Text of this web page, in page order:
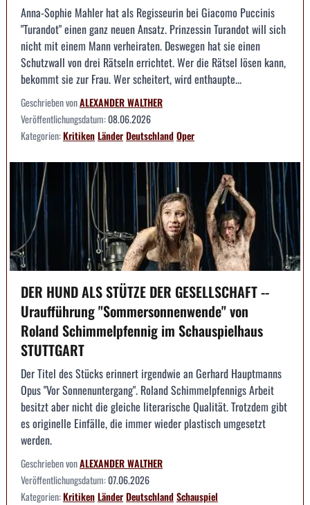
Anna-Sophie Mahler hat als Regisseurin bei Giacomo Puccinis
"Turandot" einen ganz neuen Ansatz. Prinzessin Turandot will sich
nicht mit einem Mann verheiraten. Deswegen hat sie einen
Schutzwall von drei Rätseln errichtet. Wer die Rätsel lösen kann,
bekommt sie zur Frau. Wer scheitert, wird enthaupte...
Geschrieben vonALEXANDER WALTHER
Veröffentlichungsdatum:08.06.2026
Kategorien:KritikenLänderDeutschlandOper
DER HUND ALS STÜTZE DER GESELLSCHAFT --
Uraufführung "Sommersonnenwende" von
Roland Schimmelpfennig im Schauspielhaus
STUTTGART
Der Titel des Stücks erinnert irgendwie an Gerhard Hauptmanns
Opus "Vor Sonnenuntergang". Roland Schimmelpfennigs Arbeit
besitzt aber nicht die gleiche literarische Qualität. Trotzdem gibt
es originelle Einfälle, die immer wieder plastisch umgesetzt
werden.
Geschrieben vonALEXANDER WALTHER
Veröffentlichungsdatum:07.06.2026
Kategorien:KritikenLänderDeutschlandSchauspiel